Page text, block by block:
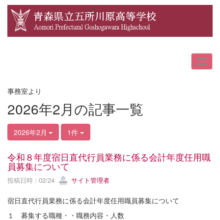
事務室より
2026年2月の記事一覧
2026年2月 1件
令和８年度宿日直代行員業務に係る会計年度任用職
員募集について
投稿日時 : 02/24 サイト管理者
宿日直代行員業務に係る会計年度任用職員募集について
１ 募集する職種・・職務内容・人数